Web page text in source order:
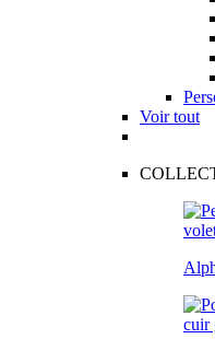
Voir tout